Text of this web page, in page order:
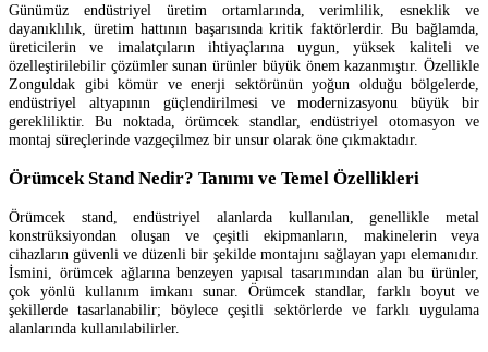
Günümüz endüstriyel üretim ortamlarında, verimlilik, esneklik ve
dayanıklılık, üretim hattının başarısında kritik faktörlerdir. Bu bağlamda,
üreticilerin ve imalatçıların ihtiyaçlarına uygun, yüksek kaliteli ve
özelleştirilebilir çözümler sunan ürünler büyük önem kazanmıştır. Özellikle
Zonguldak gibi kömür ve enerji sektörünün yoğun olduğu bölgelerde,
endüstriyel altyapının güçlendirilmesi ve modernizasyonu büyük bir
gerekliliktir. Bu noktada, örümcek standlar, endüstriyel otomasyon ve
montaj süreçlerinde vazgeçilmez bir unsur olarak öne çıkmaktadır.
Örümcek Stand Nedir? Tanımı ve Temel Özellikleri
Örümcek stand, endüstriyel alanlarda kullanılan, genellikle metal
konstrüksiyondan oluşan ve çeşitli ekipmanların, makinelerin veya
cihazların güvenli ve düzenli bir şekilde montajını sağlayan yapı elemanıdır.
İsmini, örümcek ağlarına benzeyen yapısal tasarımından alan bu ürünler,
çok yönlü kullanım imkanı sunar. Örümcek standlar, farklı boyut ve
şekillerde tasarlanabilir; böylece çeşitli sektörlerde ve farklı uygulama
alanlarında kullanılabilirler.